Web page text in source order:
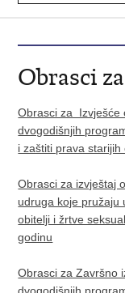
Obrasci
Obrasci za Izvješće
dvogodišnjih
i zaštiti prava
Obrasci za izvještaj
udruga koje pružaju
obitelji i žrtve
godinu
Obrasci za Završno